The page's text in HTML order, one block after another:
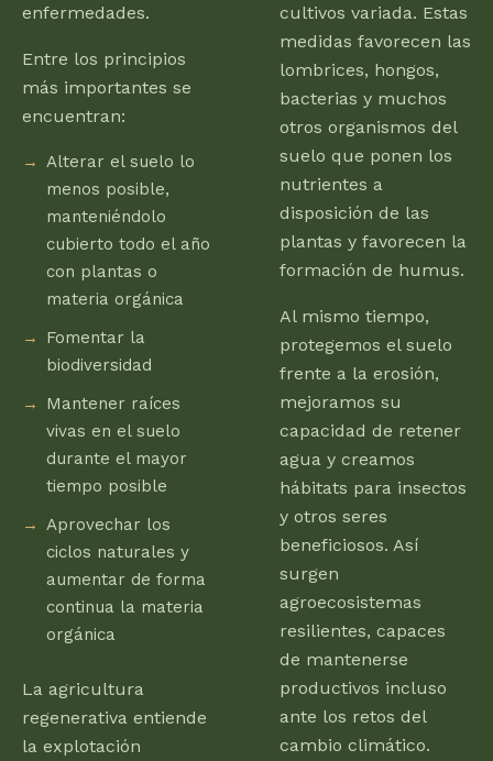
enfermedades.
Entre los principios
más importantes se
encuentran:
Alterar el suelo lo
menos posible,
manteniéndolo
cubierto todo el año
con plantas o
materia orgánica
Fomentar la
biodiversidad
Mantener raíces
vivas en el suelo
durante el mayor
tiempo posible
Aprovechar los
ciclos naturales y
aumentar de forma
continua la materia
orgánica
La agricultura
regenerativa entiende
la explotación
cultivos variada. Estas
medidas favorecen las
lombrices, hongos,
bacterias y muchos
otros organismos del
suelo que ponen los
nutrientes a
disposición de las
plantas y favorecen la
formación de humus.
Al mismo tiempo,
protegemos el suelo
frente a la erosión,
mejoramos su
capacidad de retener
agua y creamos
hábitats para insectos
y otros seres
beneficiosos. Así
surgen
agroecosistemas
resilientes, capaces
de mantenerse
productivos incluso
ante los retos del
cambio climático.